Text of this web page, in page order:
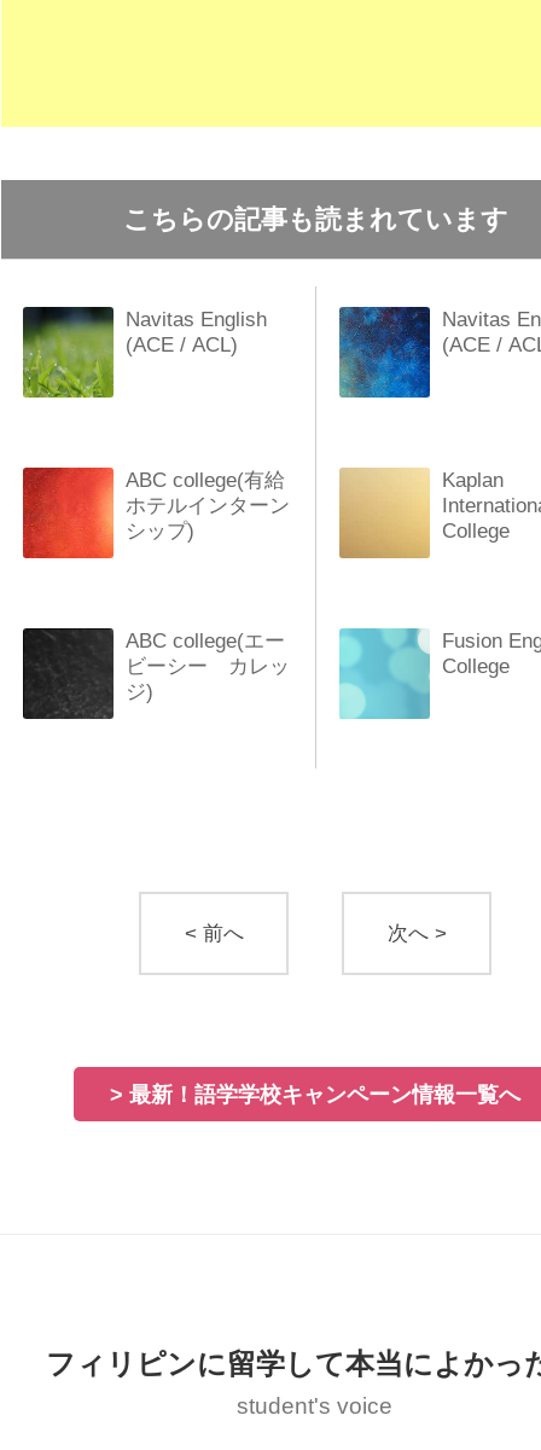
こちらの記事も読まれています
Navitas English
(ACE / ACL)
ABC college(有給
ホテルインターン
シップ)
ABC college(エー
ビーシー カレッ
ジ)
Navitas
(ACE /
Kaplan
College
Fusion
College
< 前へ 次へ >
> 最新！語学学校キャンペーン情報一覧へ
フィリピンに留学して本当によかっ
student's voice